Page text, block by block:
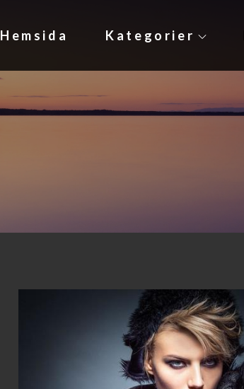
Hemsida Kategorier